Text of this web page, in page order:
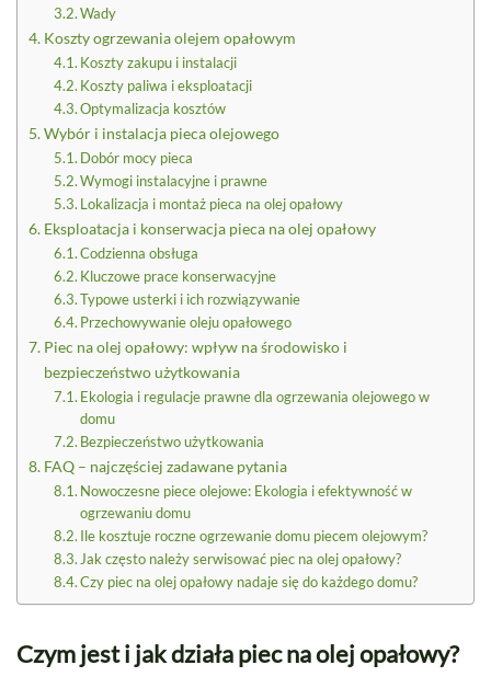
Wady
Koszty ogrzewania olejem opałowym
Koszty zakupu i instalacji
Koszty paliwa i eksploatacji
Optymalizacja kosztów
Wybór i instalacja pieca olejowego
Dobór mocy pieca
Wymogi instalacyjne i prawne
Lokalizacja i montaż pieca na olej opałowy
Eksploatacja i konserwacja pieca na olej opałowy
Codzienna obsługa
Kluczowe prace konserwacyjne
Typowe usterki i ich rozwiązywanie
Przechowywanie oleju opałowego
Piec na olej opałowy: wpływ na środowisko i
bezpieczeństwo użytkowania
Ekologia i regulacje prawne dla ogrzewania olejowego w
domu
Bezpieczeństwo użytkowania
FAQ – najczęściej zadawane pytania
Nowoczesne piece olejowe: Ekologia i efektywność w
ogrzewaniu domu
Ile kosztuje roczne ogrzewanie domu piecem olejowym?
Jak często należy serwisować piec na olej opałowy?
Czy piec na olej opałowy nadaje się do każdego domu?
Czym jest i jak działa piec na olej opałowy?